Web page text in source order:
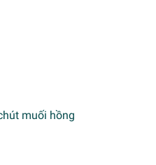
muối hồng